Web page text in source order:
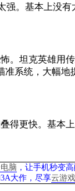
强。基本上没
。坦克英雄用
系统，大幅
更快。基本
脑 ，让手机秒变
大作， 尽享云游戏